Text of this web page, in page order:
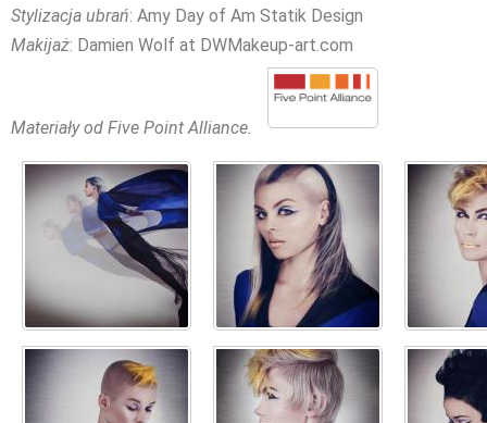
Stylizacja ubrań: Amy Day of Am Statik Design
Makijaż: Damien Wolf at DWMakeup-art.com
Materiały od Five Point Alliance.